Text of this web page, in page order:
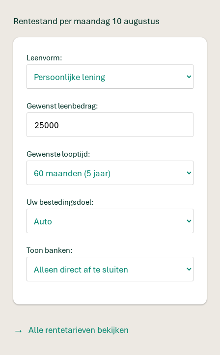
Rentestand per maandag 10 augustus
Leenvorm:
Gewenst leenbedrag:
Gewenste looptijd:
Uw bestedingsdoel:
Toon banken:
Alle rentetarieven bekijken